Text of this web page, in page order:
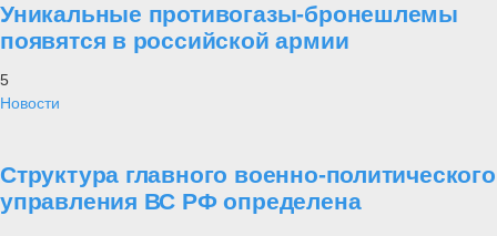
Уникальные противогазы-бронешлемы
появятся в российской армии
5
Новости
Структура главного военно-политического
управления ВС РФ определена